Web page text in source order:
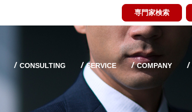
専門家検索
CONSULTING SERVICE COMPANY